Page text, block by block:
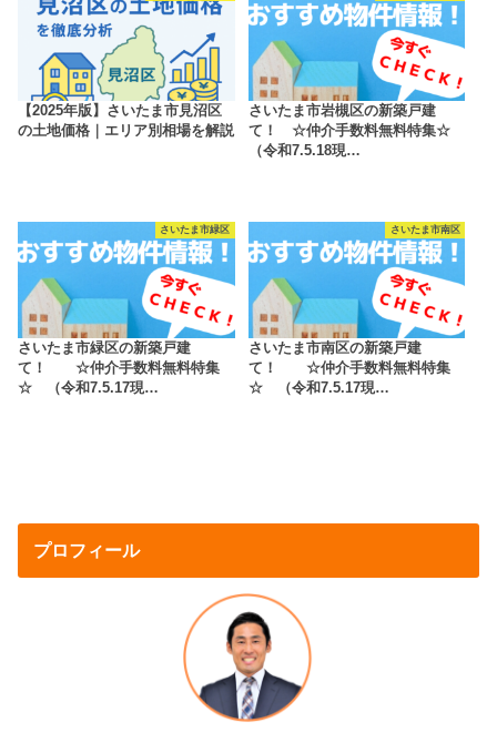
【2025年版】さいたま市見沼区
の土地価格｜エリア別相場を解説
さいたま市岩槻区の新築戸建
て！ ☆仲介手数料無料特集☆
（令和7.5.18現…
さいたま市緑区
さいたま市緑区の新築戸建
て！ ☆仲介手数料無料特集
☆ （令和7.5.17現…
さいたま市南区
さいたま市南区の新築戸建
て！ ☆仲介手数料無料特集
☆ （令和7.5.17現…
プロフィール